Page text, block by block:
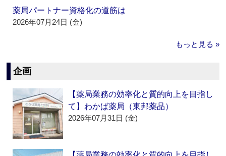
薬局パートナー資格化の道筋は
2026年07月24日 (金)
もっと見る »
企画
【薬局業務の効率化と質的向上を目指し
て】わかば薬局（東邦薬品）
2026年07月31日 (金)